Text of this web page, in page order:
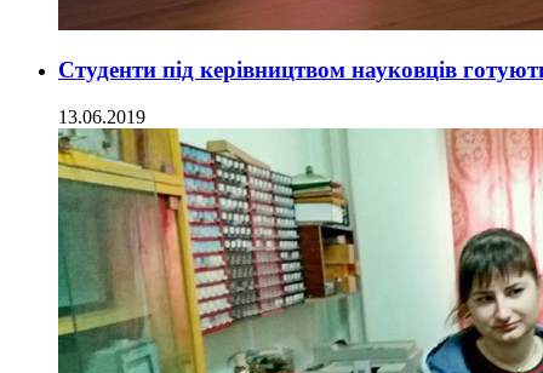
Студенти під керівництвом науковців
13.06.2019